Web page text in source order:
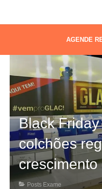
AGENDE
Black
colchões
crescimento
Posts Exame